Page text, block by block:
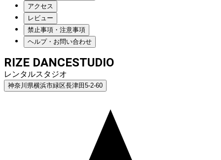
アクセス
レビュー
禁止事項・注意事項
ヘルプ・お問い合わせ
RIZE DANCESTUDIO
レンタルスタジオ
神奈川県横浜市緑区長津田5-2-60